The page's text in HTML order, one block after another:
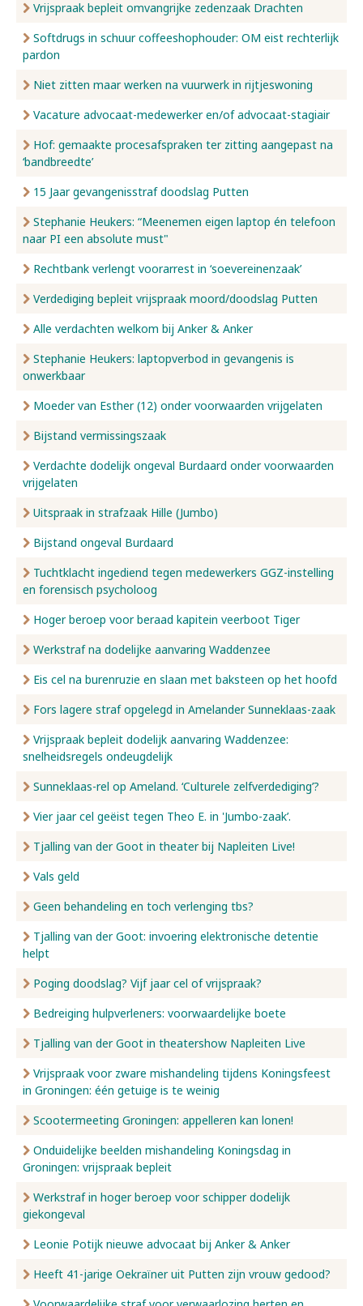
Vrijspraak bepleit omvangrijke zedenzaak Drachten
Softdrugs in schuur coffeeshophouder: OM eist rechterlijk
pardon
Niet zitten maar werken na vuurwerk in rijtjeswoning
Vacature advocaat-medewerker en/of advocaat-stagiair
Hof: gemaakte procesafspraken ter zitting aangepast na
‘bandbreedte’
15 Jaar gevangenisstraf doodslag Putten
Stephanie Heukers: “Meenemen eigen laptop én telefoon
naar PI een absolute must"
Rechtbank verlengt voorarrest in ‘soevereinenzaak’
Verdediging bepleit vrijspraak moord/doodslag Putten
Alle verdachten welkom bij Anker & Anker
Stephanie Heukers: laptopverbod in gevangenis is
onwerkbaar
Moeder van Esther (12) onder voorwaarden vrijgelaten
Bijstand vermissingszaak
Verdachte dodelijk ongeval Burdaard onder voorwaarden
vrijgelaten
Uitspraak in strafzaak Hille (Jumbo)
Bijstand ongeval Burdaard
Tuchtklacht ingediend tegen medewerkers GGZ-instelling
en forensisch psycholoog
Hoger beroep voor beraad kapitein veerboot Tiger
Werkstraf na dodelijke aanvaring Waddenzee
Eis cel na burenruzie en slaan met baksteen op het hoofd
Fors lagere straf opgelegd in Amelander Sunneklaas-zaak
Vrijspraak bepleit dodelijk aanvaring Waddenzee:
snelheidsregels ondeugdelijk
Sunneklaas-rel op Ameland. ‘Culturele zelfverdediging’?
Vier jaar cel geëist tegen Theo E. in 'Jumbo-zaak’.
Tjalling van der Goot in theater bij Napleiten Live!
Vals geld
Geen behandeling en toch verlenging tbs?
Tjalling van der Goot: invoering elektronische detentie
helpt
Poging doodslag? Vijf jaar cel of vrijspraak?
Bedreiging hulpverleners: voorwaardelijke boete
Tjalling van der Goot in theatershow Napleiten Live
Vrijspraak voor zware mishandeling tijdens Koningsfeest
in Groningen: één getuige is te weinig
Scootermeeting Groningen: appelleren kan lonen!
Onduidelijke beelden mishandeling Koningsdag in
Groningen: vrijspraak bepleit
Werkstraf in hoger beroep voor schipper dodelijk
giekongeval
Leonie Potijk nieuwe advocaat bij Anker & Anker
Heeft 41-jarige Oekraïner uit Putten zijn vrouw gedood?